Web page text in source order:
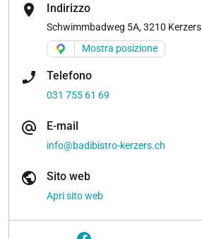
location_on Indirizzo
Schwimmbadweg 5A, 3210 Kerzers
Mostra posizione
phone_enabled Telefono
031 755 61 69
alternate_email E-mail
info@badibistro-kerzers.ch
public Sito web
Apri sito web